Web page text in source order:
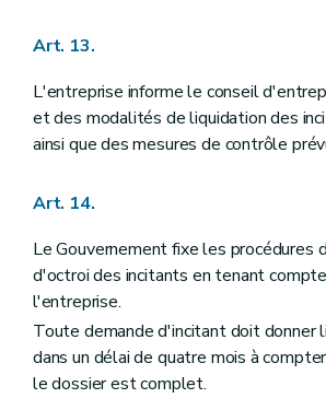
Art. 13.
L'entreprise informe le conseil
et des modalités de liquidation des
ainsi que des mesures de contrôle
Art. 14.
Le Gouvernement fixe les procédures
d'octroi des incitants en tenant
l'entreprise.
Toute demande d'incitant doit donner
dans un délai de quatre mois à
le dossier est complet.